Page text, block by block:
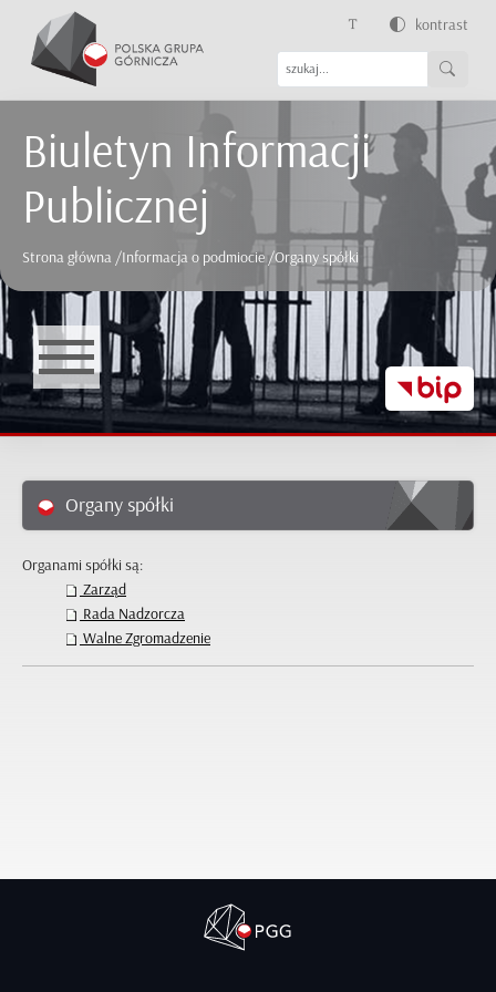
kontrast
Biuletyn Informacji
Publicznej
Strona główna /Informacja o podmiocie/Organy spółki
Organy spółki
Organami spółki są:
Zarząd
Rada Nadzorcza
Walne Zgromadzenie